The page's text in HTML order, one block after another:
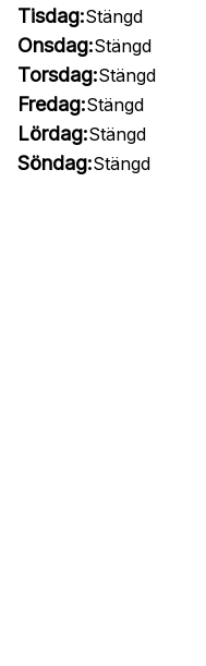
Tisdag:Stängd
Onsdag:Stängd
Torsdag:Stängd
Fredag:Stängd
Lördag:Stängd
Söndag:Stängd